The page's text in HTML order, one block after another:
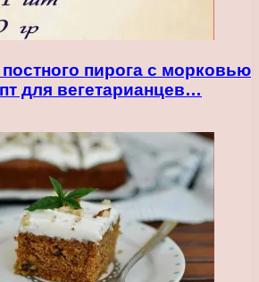
пирога с морковью
для вегетарианцев…